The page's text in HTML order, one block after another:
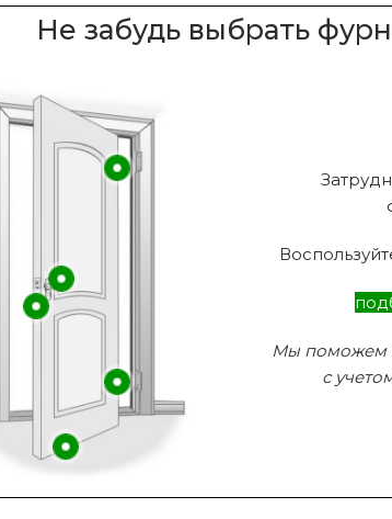
Не забудь выбрать
Мы поможем
с